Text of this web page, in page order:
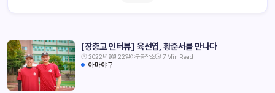
[장충고 인터뷰] 육선엽, 황준서를 만나다
2022년 9월 22일야구공작소 7 Min Read
아마야구